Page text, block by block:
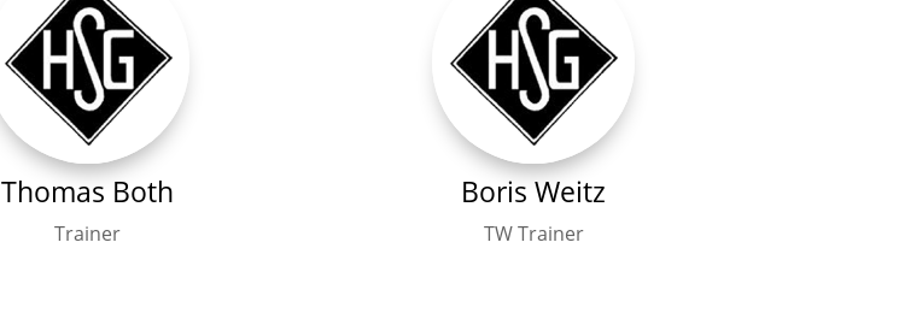
Thomas Both
Trainer
Boris Weitz
TW Trainer